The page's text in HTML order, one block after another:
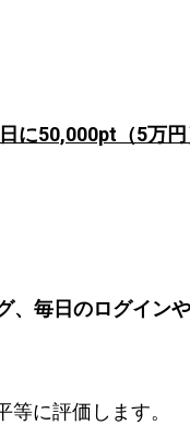
に50,000pt（5万
、毎日のログイン
に評価します。